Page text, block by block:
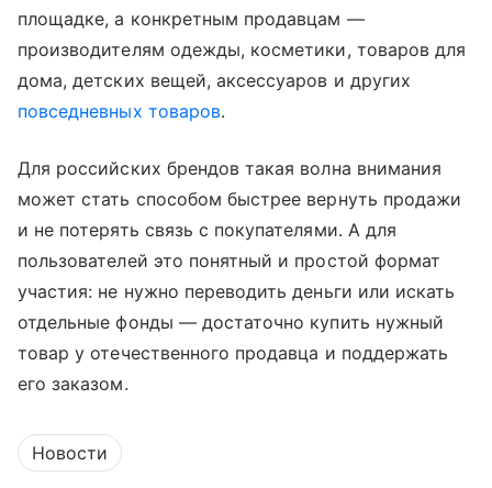
площадке, а конкретным продавцам —
производителям одежды, косметики, товаров для
дома, детских вещей, аксессуаров и других
повседневных товаров.
Для российских брендов такая волна внимания
может стать способом быстрее вернуть продажи
и не потерять связь с покупателями. А для
пользователей это понятный и простой формат
участия: не нужно переводить деньги или искать
отдельные фонды — достаточно купить нужный
товар у отечественного продавца и поддержать
его заказом.
Новости